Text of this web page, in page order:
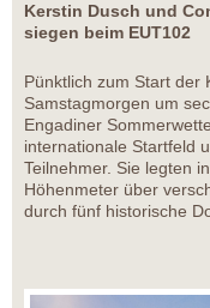
Kerstin Dusch und
siegen beim EUT102
Pünktlich zum Start der
Samstagmorgen um
Engadiner
internationale Startfeld
Teilnehmer. Sie legten
Höhenmeter über
durch fünf historische